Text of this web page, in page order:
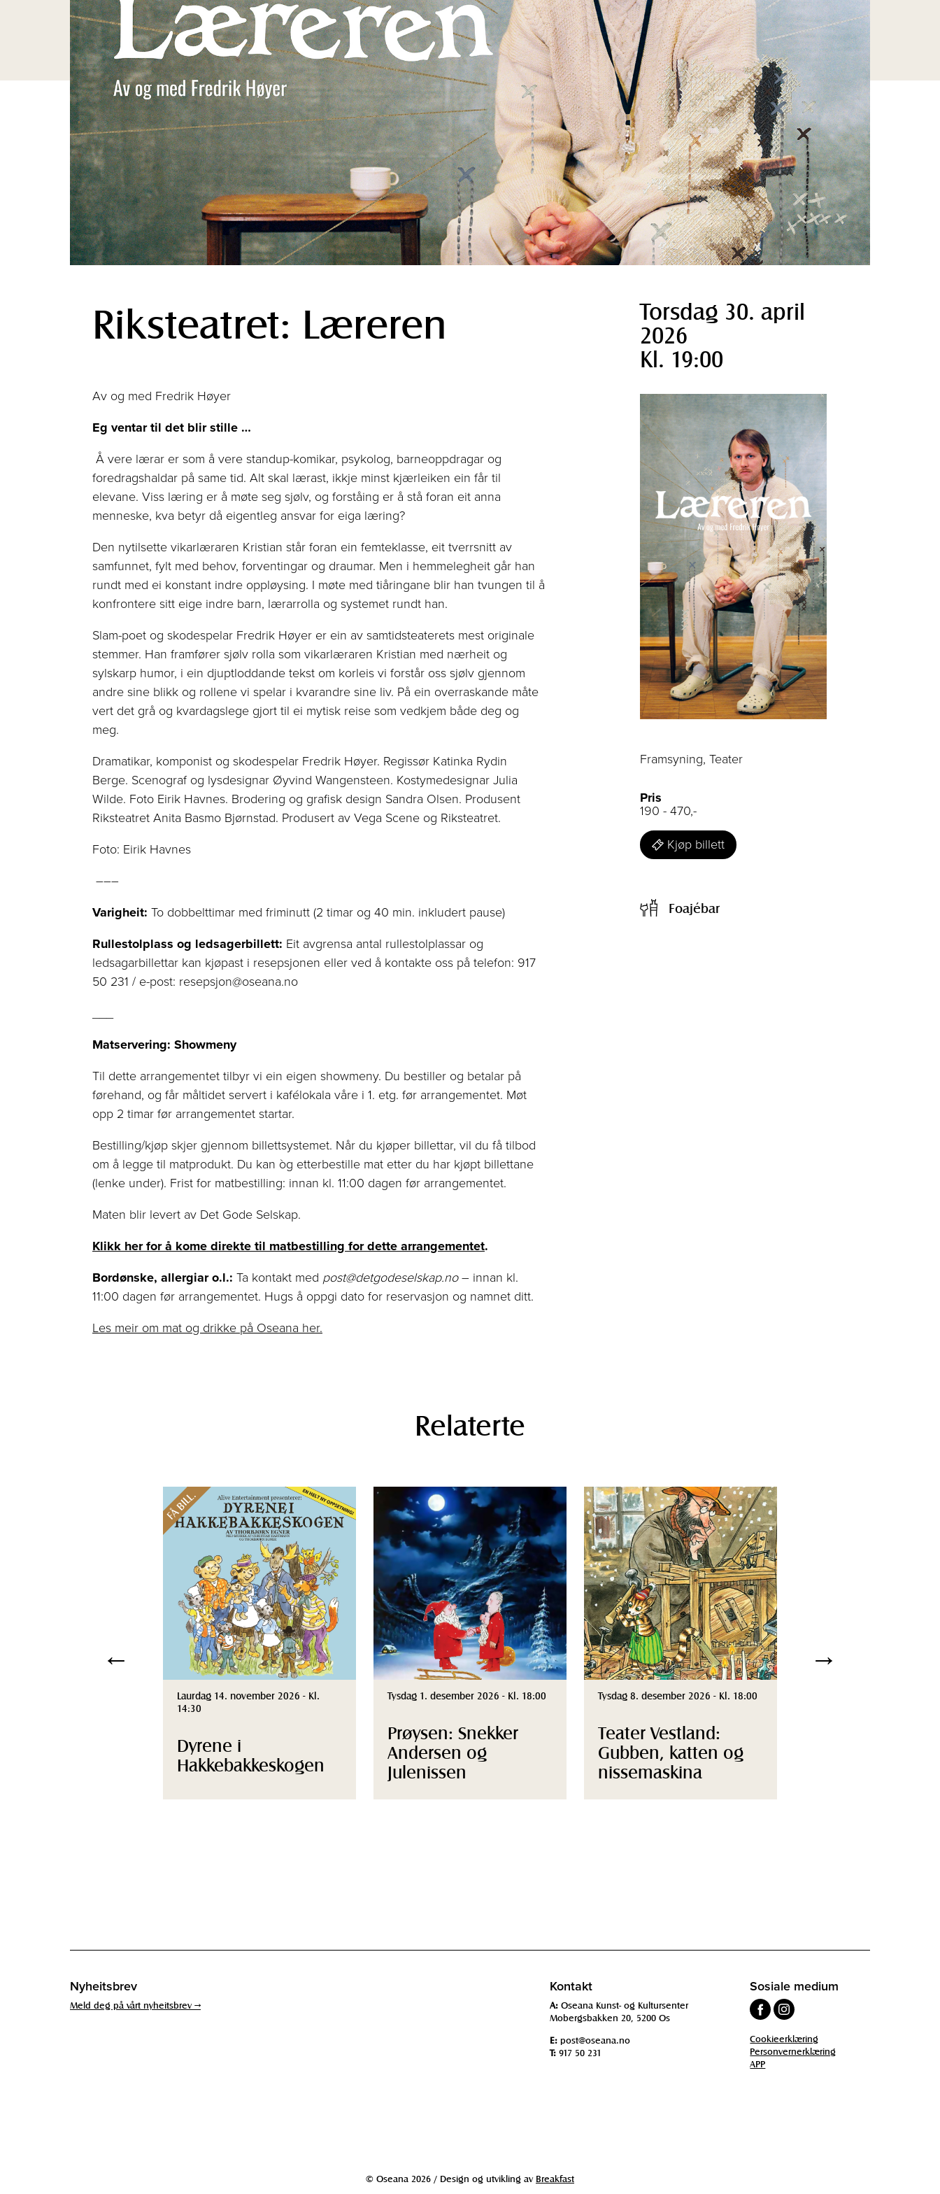
Riksteatret: Læreren
Av og med Fredrik Høyer
Eg ventar til det blir stille …
Å vere lærar er som å vere standup-komikar, psykolog, barneoppdragar og
foredragshaldar på same tid. Alt skal lærast, ikkje minst kjærleiken ein får til
elevane. Viss læring er å møte seg sjølv, og forståing er å stå foran eit anna
menneske, kva betyr då eigentleg ansvar for eiga læring?
Den nytilsette vikarlæraren Kristian står foran ein femteklasse, eit tverrsnitt av
samfunnet, fylt med behov, forventingar og draumar. Men i hemmelegheit går han
rundt med ei konstant indre oppløysing. I møte med tiåringane blir han tvungen til å
konfrontere sitt eige indre barn, lærarrolla og systemet rundt han.
Slam-poet og skodespelar Fredrik Høyer er ein av samtidsteaterets mest originale
stemmer. Han framfører sjølv rolla som vikarlæraren Kristian med nærheit og
sylskarp humor, i ein djuptloddande tekst om korleis vi forstår oss sjølv gjennom
andre sine blikk og rollene vi spelar i kvarandre sine liv. På ein overraskande måte
vert det grå og kvardagslege gjort til ei mytisk reise som vedkjem både deg og
meg.
Dramatikar, komponist og skodespelar Fredrik Høyer. Regissør Katinka Rydin
Berge. Scenograf og lysdesignar Øyvind Wangensteen. Kostymedesignar Julia
Wilde. Foto Eirik Havnes. Brodering og grafisk design Sandra Olsen. Produsent
Riksteatret Anita Basmo Bjørnstad. Produsert av Vega Scene og Riksteatret.
Foto: Eirik Havnes
–––
Varigheit: To dobbelttimar med friminutt (2 timar og 40 min. inkludert pause)
Rullestolplass og ledsagerbillett: Eit avgrensa antal rullestolplassar og
ledsagarbillettar kan kjøpast i resepsjonen eller ved å kontakte oss på telefon: 917
50 231 / e-post: resepsjon@oseana.no
Matservering: Showmeny
Til dette arrangementet tilbyr vi ein eigen showmeny. Du bestiller og betalar på
førehand, og får måltidet servert i kafélokala våre i 1. etg. før arrangementet. Møt
opp 2 timar før arrangementet startar.
Bestilling/kjøp skjer gjennom billettsystemet. Når du kjøper billettar, vil du få tilbod
om å legge til matprodukt. Du kan òg etterbestille mat etter du har kjøpt billettane
(lenke under). Frist for matbestilling: innan kl. 11:00 dagen før arrangementet.
Maten blir levert av Det Gode Selskap.
Klikk her for å kome direkte til matbestilling for dette arrangementet.
Bordønske, allergiar o.l.: Ta kontakt med post@detgodeselskap.no– innan kl.
11:00 dagen før arrangementet. Hugs å oppgi dato for reservasjon og namnet ditt.
Les meir om mat og drikke på Oseana her.
Torsdag 30. april
2026
Kl. 19:00
Framsyning, Teater
Pris
190 - 470,-
Kjøp billett
Foajébar
Relaterte
←
FÅ BILL.
Laurdag 14. november 2026 - Kl.
14:30
Dyrene i
Hakkebakkeskogen
Tysdag 1. desember 2026 - Kl. 18:00
Prøysen: Snekker
Andersen og
Julenissen
Tysdag 8. desember 2026 - Kl. 18:00
Teater Vestland:
Gubben, katten og
nissemaskina
→
Nyheitsbrev
Meld deg på vårt nyheitsbrev →
Kontakt
A:Oseana Kunst- og Kultursenter
Mobergsbakken 20, 5200 Os
E:post@oseana.no
T:917 50 231
Sosiale medium
Cookieerklæring
Personvernerklæring
APP
© Oseana 2026 / Design og utvikling av Breakfast